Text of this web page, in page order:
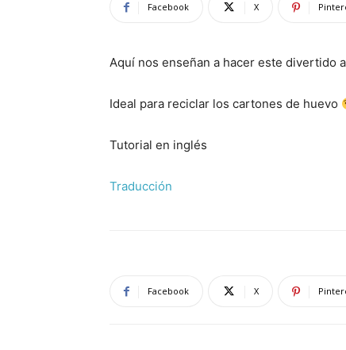
Facebook X
Aquí nos enseñan a hacer este divertido
Ideal para reciclar los cartones de huevo
Tutorial en inglés
Traducción
Facebook X